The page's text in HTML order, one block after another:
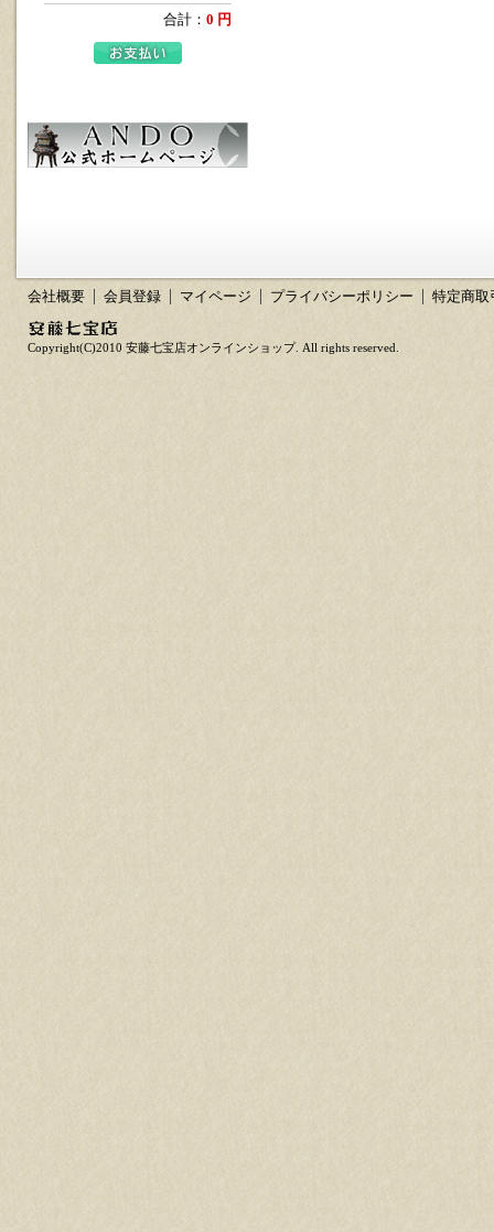
合計： 0 円
会社概要 会員登録 マイページ プライバシーポリシー 特定商取
Copyright(C)2010 安藤七宝店オンラインショップ. All rights reserved.